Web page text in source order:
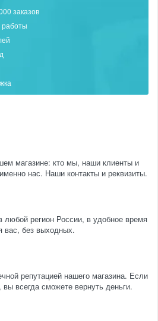
заказов
работы
магазине: кто мы, наши клиенты и
нас. Наши контакты и реквизиты.
любой регион России, в удобное время
вас, без выходных.
репутацией нашего магазина. Если
вы всегда сможете вернуть деньги.